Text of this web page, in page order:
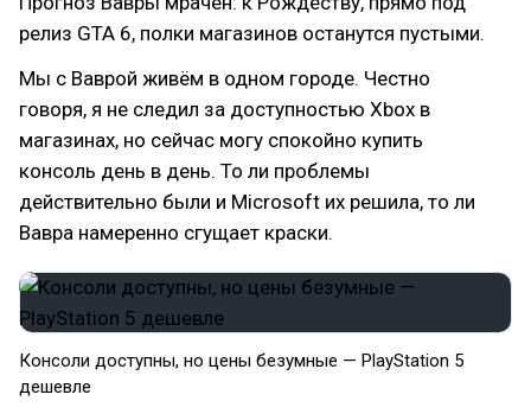
релиз GTA 6, полки магазинов останутся пустыми.
Мы с Ваврой живём в одном городе. Честно
говоря, я не следил за доступностью Xbox в
магазинах, но сейчас могу спокойно купить
консоль день в день. То ли проблемы
действительно были и Microsoft их решила, то ли
Вавра намеренно сгущает краски.
Консоли доступны, но цены безумные — PlayStation 5
дешевле